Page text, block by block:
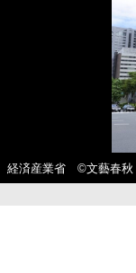
経済産業省 ©文藝春秋